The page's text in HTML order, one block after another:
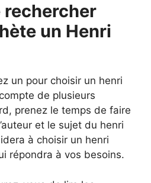
rechercher
un Henri
un pour choisir un henri
de plusieurs
prenez le temps de faire
et le sujet du henri
à choisir un henri
répondra à vos besoins.